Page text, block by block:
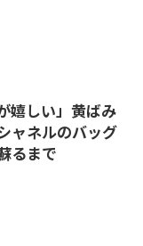
嬉しい」黄ばみ
ャネルのバッグ
るまで